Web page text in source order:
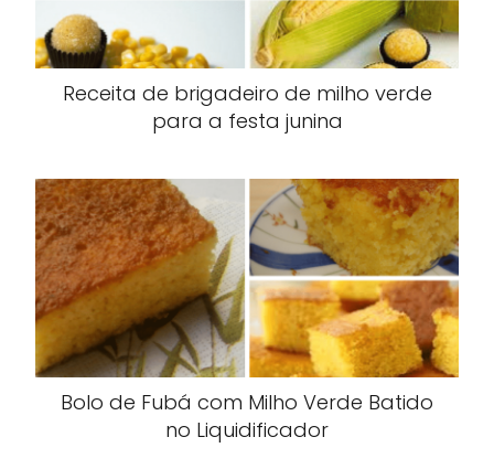
Receita de brigadeiro de milho verde
para a festa junina
Bolo de Fubá com Milho Verde Batido
no Liquidificador